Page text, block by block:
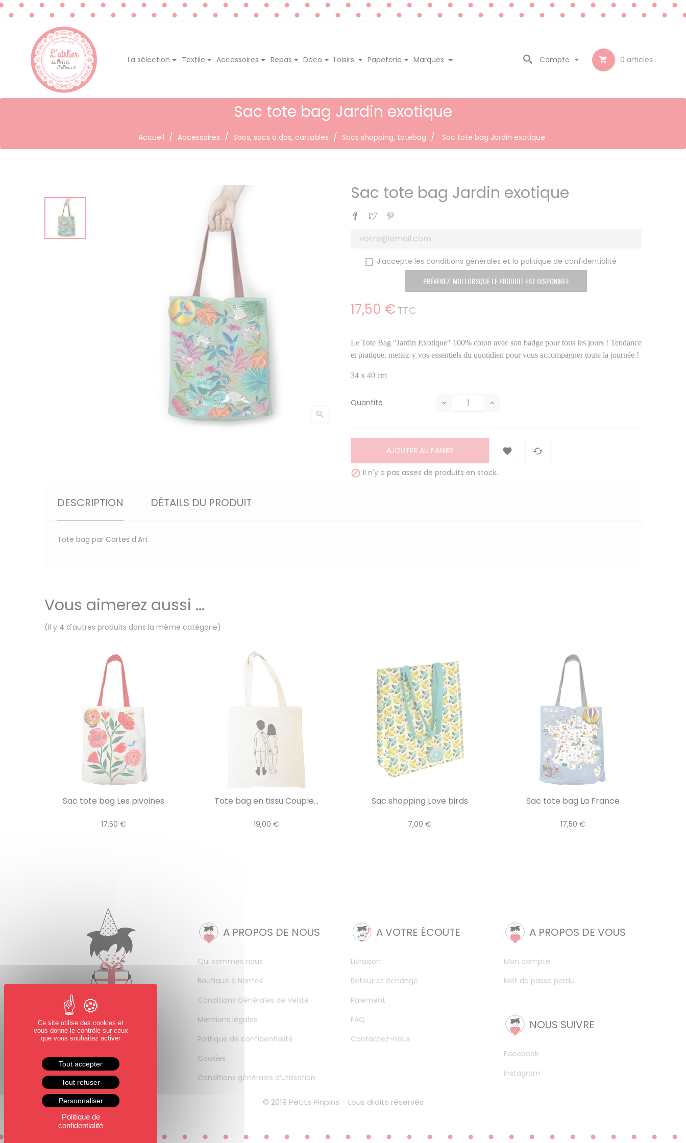
La sélection Textile Accessoires Repas Déco Loisirs Papeterie Marques  0 articles
Compte 

Sac tote bag Jardin exotique
Accueil Accessoires Sacs, sacs à dos, cartables Sacs shopping, totebag Sac tote bag Jardin exotique

Sac tote bag Jardin exotique
Partager
Tweet
J'accepte les conditions générales et la politique de confidentialité
PRÉVENEZ-MOI LORSQUE LE PRODUIT EST DISPONIBLE
17,50 € TTC
Le Tote Bag "Jardin Exotique" 100% coton avec son badge pour tous les jours ! Tendance
et pratique, mettez-y vos essentiels du quotidien pour vous accompagner toute la journée !
34 x 40 cm
Quantité
AJOUTER AU PANIER  
 Il n'y a pas assez de produits en stock.
DESCRIPTION DÉTAILS DU PRODUIT
Tote bag par Cartes d'Art
Vous aimerez aussi ...
(Il y 4 d'autres produits dans la même catégorie)
Sac tote bag Les pivoines
17,50 €
Tote bag en tissu Couple...
19,00 €
Sac shopping Love birds
7,00 €
Sac tote bag La France
17,50 €
A PROPOS DE NOUS
Qui sommes nous
Boutique à Nantes
Conditions Générales de Vente
Mentions légales
Politique de confidentialité
Cookies
Conditions générales d’utilisation
A VOTRE ÉCOUTE
Livraison
Retour et échange
Paiement
FAQ
Contactez-nous
A PROPOS DE VOUS
Mon compte
Mot de passe perdu
NOUS SUIVRE
Facebook
Instagram
© 2019 Petits Pinpins - tous droits réservés
Ce site utilise des cookies et
vous donne le contrôle sur ceux
que vous souhaitez activer
Tout accepter
Tout refuser
Personnaliser
Politique de
confidentialité